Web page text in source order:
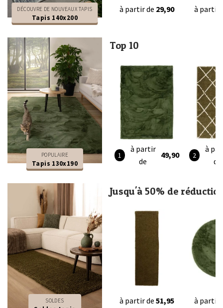
DÉCOUVRE DE NOUVEAUX TAPIS
Tapis 140x200
à partir de 29,90 à partir
POPULAIRE
Tapis 130x190
Top 10
à partir
de
49,90
à
de
SOLDES
Jusqu'à 50% de
à partir de 51,95 à partir